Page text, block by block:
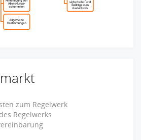
zum Regelwerk
Regelwerks